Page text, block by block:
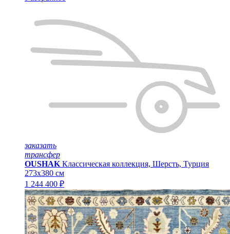
заказать
трансфер
OUSHAK Классическая коллекция, Шерсть, Турция
273x380 см
1 244 400 ₽